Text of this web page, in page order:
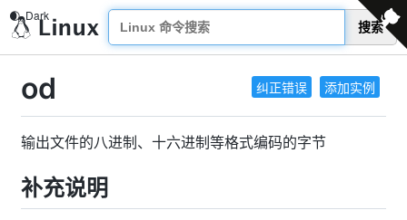
搜索
纠正错误 添加实例
od
输出文件的八进制、十六进制等格式编码的字节
补充说明